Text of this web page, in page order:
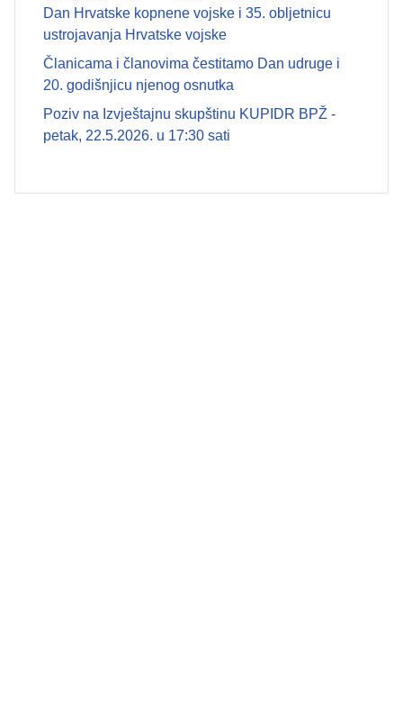
Dan Hrvatske kopnene vojske i 35. obljetnicu
ustrojavanja Hrvatske vojske
Članicama i članovima čestitamo Dan udruge i
20. godišnjicu njenog osnutka
Poziv na Izvještajnu skupštinu KUPIDR BPŽ -
petak, 22.5.2026. u 17:30 sati